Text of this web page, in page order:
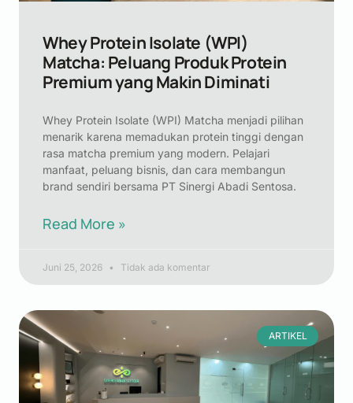
Whey Protein Isolate (WPI)
Matcha: Peluang Produk Protein
Premium yang Makin Diminati
Whey Protein Isolate (WPI) Matcha menjadi pilihan
menarik karena memadukan protein tinggi dengan
rasa matcha premium yang modern. Pelajari
manfaat, peluang bisnis, dan cara membangun
brand sendiri bersama PT Sinergi Abadi Sentosa.
Read More »
Juni 25, 2026 Tidak ada komentar
ARTIKEL